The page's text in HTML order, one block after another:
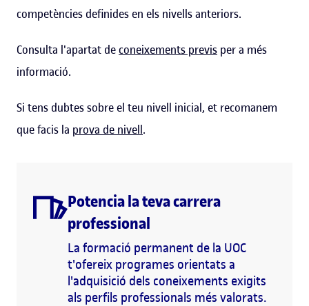
competències definides en els nivells anteriors.
Consulta l'apartat deconeixements previs per a més
informació.
Si tens dubtes sobre el teu nivell inicial, et recomanem
que facis la prova de nivell.
Potencia la teva carrera
professional
La formació permanent de la UOC
t'ofereix programes orientats a
l'adquisició dels coneixements exigits
als perfils professionals més valorats.